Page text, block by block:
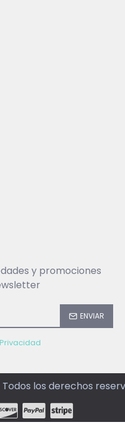
y promociones
ENVIAR
los derechos